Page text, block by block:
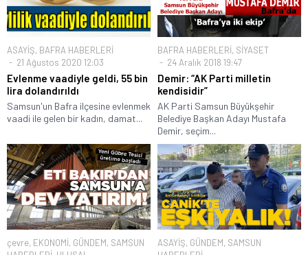
ASAYİŞ, BAFRA HABERLERİ
21 Ağustos 2020 12:03
Evlenme vaadiyle geldi, 55 bin
lira dolandırıldı
Samsun'un Bafra ilçesine evlenmek
vaadi ile gelen bir kadın, damat...
BAFRA HABERLERİ, SİYASET
24 Aralık 2018 19:47
Demir: “AK Parti milletin
kendisidir”
AK Parti Samsun Büyükşehir
Belediye Başkan Adayı Mustafa
Demir, seçim...
çevre, EKONOMİ, GÜNDEM, SAMSUN
ASAYİŞ, GÜNDEM, SAMSUN